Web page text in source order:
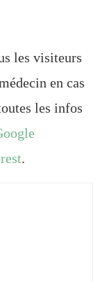
les visiteurs
en cas
les infos
.